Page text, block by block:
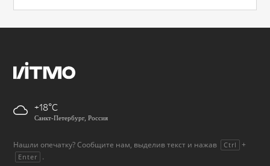
+18
Санкт-Петербург, Россия
Нашли опечатку? Сообщите нам, выделив текст и нажав Ctrl +
Enter .